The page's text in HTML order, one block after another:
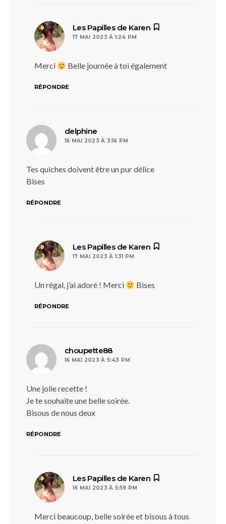
Les Papilles de Karen
17 MAI 2023 À 1:24 PM
Merci Belle journée à toi également
RÉPONDRE
delphine
16 MAI 2023 À 3:16 PM
Tes quiches doivent être un pur délice
Bises
RÉPONDRE
Les Papilles de Karen
17 MAI 2023 À 1:31 PM
Un régal, j’ai adoré ! Merci Bises
RÉPONDRE
choupette88dit :
16 MAI 2023 À 5:43 PM
Une jolie recette !
Je te souhaite une belle soirée.
Bisous de nous deux
RÉPONDRE
Les Papilles de Karen
16 MAI 2023 À 5:59 PM
Merci beaucoup, belle soirée et bisous à tous